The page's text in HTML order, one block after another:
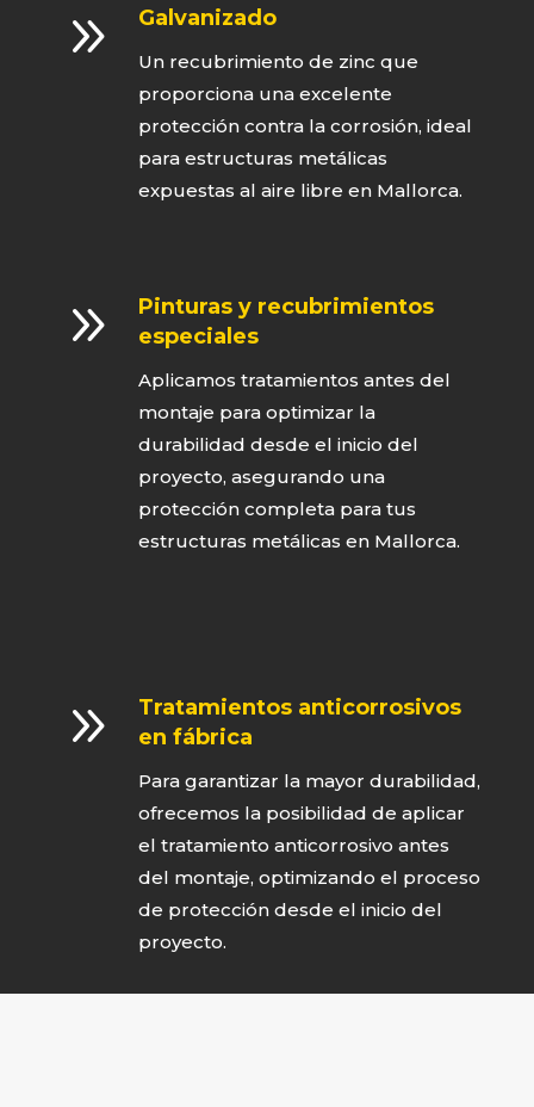
9 Galvanizado
Un recubrimiento de zinc que
proporciona una excelente
protección contra la corrosión, ideal
para estructuras metálicas
expuestas al aire libre en Mallorca.
9
Pinturas y recubrimientos
especiales
Aplicamos tratamientos antes del
montaje para optimizar la
durabilidad desde el inicio del
proyecto, asegurando una
protección completa para tus
estructuras metálicas en Mallorca.
9
Tratamientos anticorrosivos
en fábrica
Para garantizar la mayor durabilidad,
ofrecemos la posibilidad de aplicar
el tratamiento anticorrosivo antes
del montaje, optimizando el proceso
de protección desde el inicio del
proyecto.